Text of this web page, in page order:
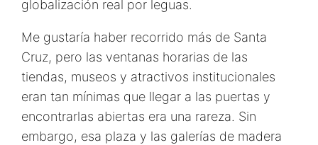
globalización real por leguas.
Me gustaría haber recorrido más de Santa
Cruz, pero las ventanas horarias de las
tiendas, museos y atractivos institucionales
eran tan mínimas que llegar a las puertas y
encontrarlas abiertas era una rareza. Sin
embargo, esa plaza y las galerías de madera